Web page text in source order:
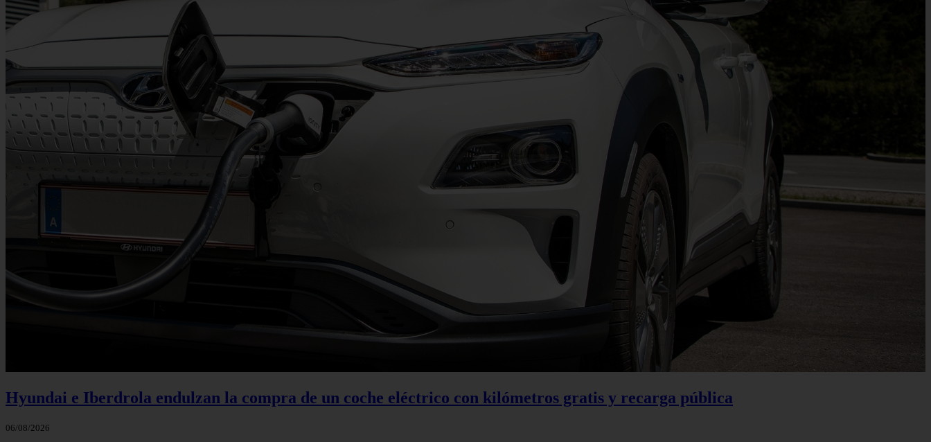
Hyundai e Iberdrola endulzan la compra de un coche eléctrico con kilómetros gratis y recarga pública
06/08/2026